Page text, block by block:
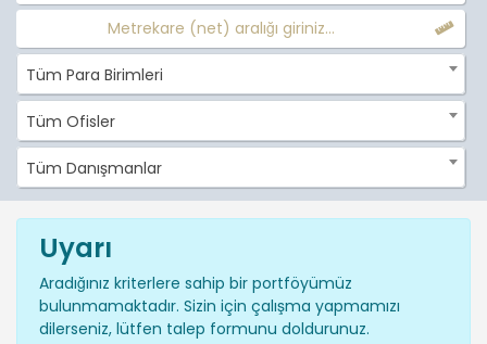
Metrekare (net) aralığı giriniz...
Tüm Para Birimleri
Tüm Ofisler
Tüm Danışmanlar
Uyarı
Aradığınız kriterlere sahip bir portföyümüz
bulunmamaktadır. Sizin için çalışma yapmamızı
dilerseniz, lütfen talep formunu doldurunuz.